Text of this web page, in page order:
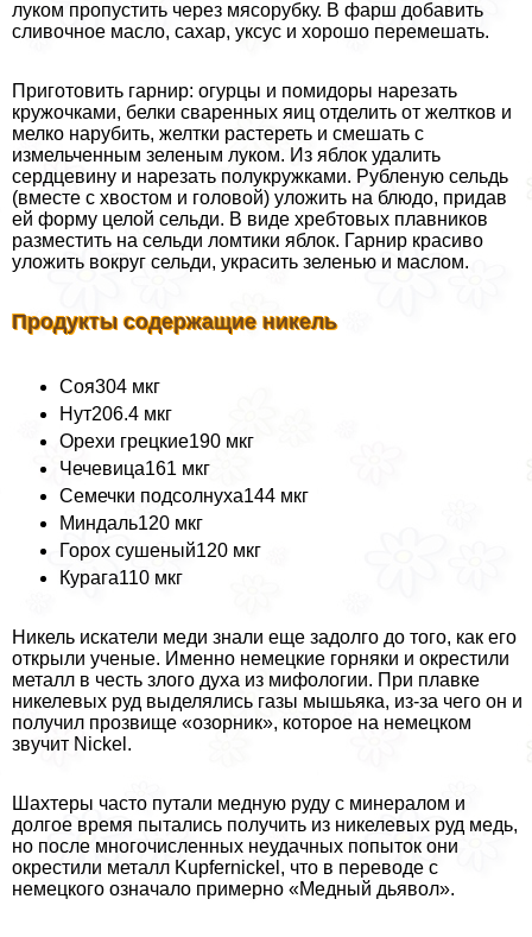
луком пропустить через мясорубку. В фарш добавить
сливочное масло, сахар, уксус и хорошо перемешать.
Приготовить гарнир: огурцы и помидоры нарезать
кружочками, белки сваренных яиц отделить от желтков и
мелко нарубить, желтки растереть и смешать с
измельченным зеленым луком. Из яблок удалить
сердцевину и нарезать полукружками. Рубленую сельдь
(вместе с хвостом и головой) уложить на блюдо, придав
ей форму целой сельди. В виде хребтовых плавников
разместить на сельди ломтики яблок. Гарнир красиво
уложить вокруг сельди, украсить зеленью и маслом.
Продукты содержащие никель
Соя304 мкг
Нут206.4 мкг
Орехи грецкие190 мкг
Чечевица161 мкг
Семечки подсолнуха144 мкг
Миндаль120 мкг
Горох сушеный120 мкг
Курага110 мкг
Никель искатели меди знали еще задолго до того, как его
открыли ученые. Именно немецкие горняки и окрестили
металл в честь злого духа из мифологии. При плавке
никелевых руд выделялись газы мышьяка, из-за чего он и
получил прозвище «озорник», которое на немецком
звучит Nickel.
Шахтеры часто путали медную руду с минералом и
долгое время пытались получить из никелевых руд медь,
но после многочисленных неудачных попыток они
окрестили металл Kupfernickel, что в переводе с
немецкого означало примерно «Медный дьявол».